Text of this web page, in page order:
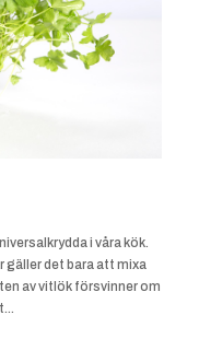
i våra kök.
gäller det bara att mixa
av vitlök försvinner om